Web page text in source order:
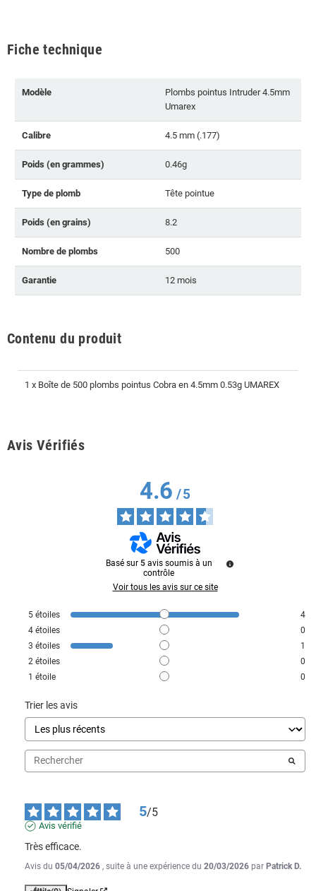
Fiche technique
Modèle
Plombs pointus Intruder 4.5mm
Umarex
Calibre 4.5 mm (.177)
Poids (en grammes) 0.46g
Type de plomb Tête pointue
Poids (en grains) 8.2
Nombre de plombs 500
Garantie 12 mois
Contenu du produit
1 x Boîte de 500 plombs pointus Cobra en 4.5mm 0.53g UMAREX
Avis Vérifiés
4.6/5
Basé sur 5 avis soumis à un
contrôle
Voir tous les avis sur ce site
5 étoiles
4
4 étoiles
0
3 étoiles
1
2 étoiles
0
1 étoile 0
Trier les avis
5/5
Avis vérifié
Très efficace.
Avis du 05/04/2026 , suite à une expérience du 20/03/2026 par Patrick D.